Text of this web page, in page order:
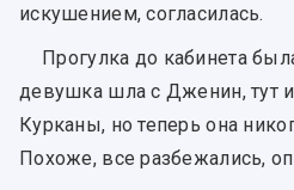
искушением, согласилась.
Прогулка до кабинета
девушка шла с Дженин, тут и
Курканы, но теперь она
Похоже, все разбежались,